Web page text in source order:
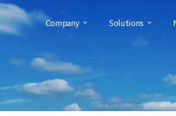
Company Solutions